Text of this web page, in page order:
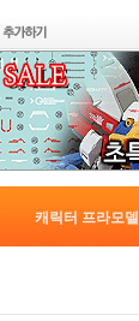
캐릭터 프라모델